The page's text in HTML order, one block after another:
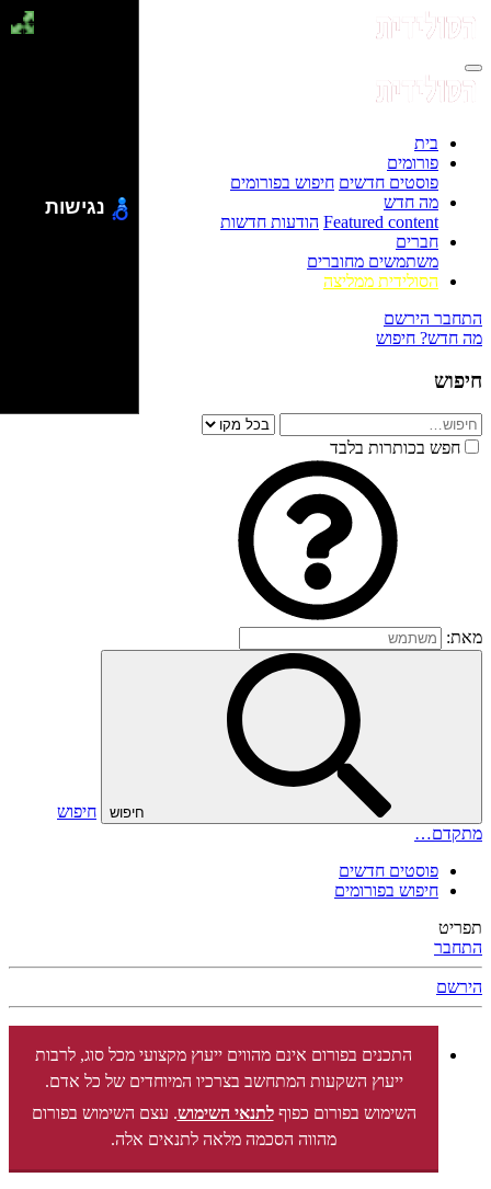
בית
פורומים
פוסטים חדשים חיפוש בפורומים
מה חדש
Featured content הודעות חדשות
חברים
משתמשים מחוברים
הסולידית ממליצה
התחבר הירשם
מה חדש? חיפוש
חיפוש
חפש בכותרות בלבד
מאת:
חיפוש
חיפוש
מתקדם…
פוסטים חדשים
חיפוש בפורומים
תפריט
התחבר
הירשם
התכנים בפורום אינם מהווים ייעוץ מקצועי מכל סוג, לרבות
ייעוץ השקעות המתחשב בצרכיו המיוחדים של כל אדם.
השימוש בפורום כפוףלתנאי השימוש. עצם השימוש בפורום
מהווה הסכמה מלאה לתנאים אלה.
נגישות